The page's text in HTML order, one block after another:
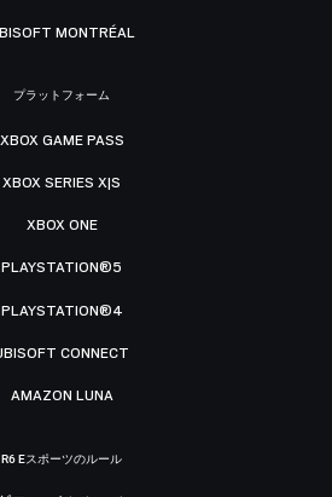
MONTRÉAL
プラットフォーム
XBOX GAME PASS
XBOX SERIES X|S
XBOX ONE
PLAYSTATION®5
PLAYSTATION®4
CONNECT
AMAZON LUNA
R6 Eスポーツのルール